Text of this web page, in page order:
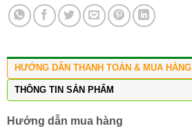
HƯỚNG DẪN THANH TOÁN & MUA HÀNG
THÔNG TIN SẢN PHẨM
Hướng dẫn mua hàng